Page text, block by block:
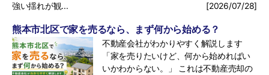
強い揺れが観...
[2026/07/28]
熊本市北区で家を売るなら、まず何から始める？
不動産会社がわかりやすく解説します
「家を売りたいけど、何から始めればい
いかわからない。」 これは不動産売却の